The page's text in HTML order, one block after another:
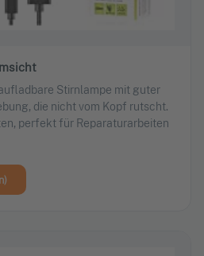
Stirnlampe mit guter
die nicht vom Kopf rutscht.
perfekt für Reparaturarbeiten